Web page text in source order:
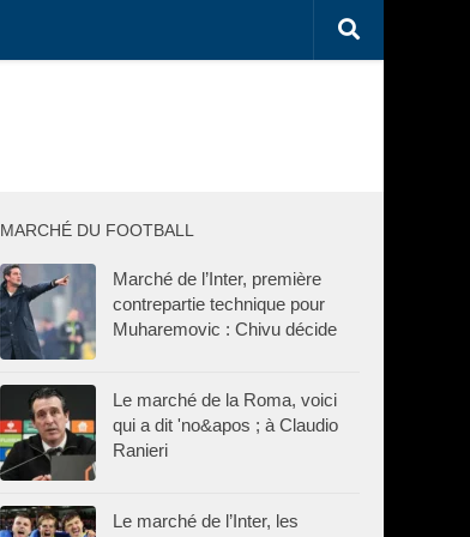
MARCHÉ DU FOOTBALL
Marché de l’Inter, première
contrepartie technique pour
Muharemovic : Chivu décide
Le marché de la Roma, voici
qui a dit 'no&apos ; à Claudio
Ranieri
Le marché de l’Inter, les